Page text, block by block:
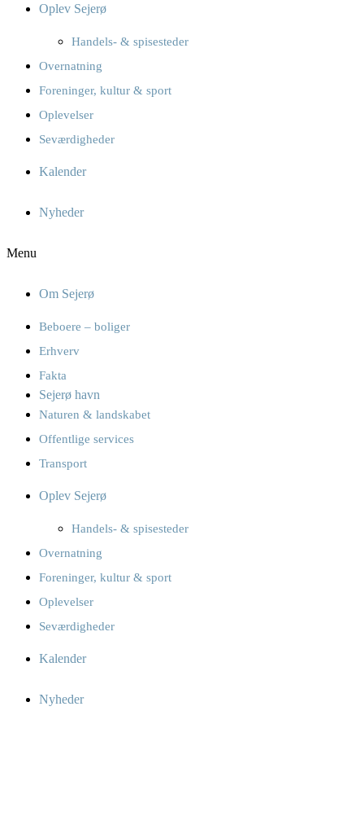
Oplev Sejerø
Handels- & spisesteder
Overnatning
Foreninger, kultur & sport
Oplevelser
Seværdigheder
Kalender
Nyheder
Menu
Om Sejerø
Beboere – boliger
Erhverv
Fakta
Sejerø havn
Naturen & landskabet
Offentlige services
Transport
Oplev Sejerø
Handels- & spisesteder
Overnatning
Foreninger, kultur & sport
Oplevelser
Seværdigheder
Kalender
Nyheder